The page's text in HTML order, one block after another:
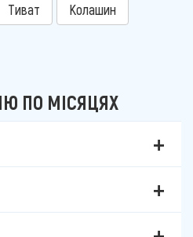
Тиват Колашин
ПО МІСЯЦЯХ